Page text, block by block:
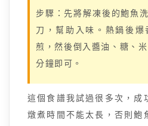
步驟：先將解凍後的鮑魚
刀，幫助入味。熱鍋後爆
煎，然後倒入醬油、糖、
分鐘即可。
這個食譜我試過很多次，成
燉煮時間不能太長，否則鮑